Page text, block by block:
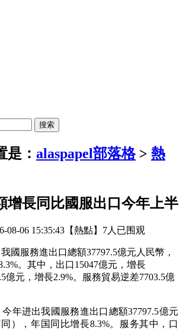
是： alaspapel部落格> 熱
增長同比國服出口今年上半
08-06 15:35:43 【熱點】 7人已围观
國服務進出口總額37797.5億元人民幣，
。其中，出口15047億元，增長
億元，增長2.9%。服務貿易逆差7703.5億
年进出我國服務進出口總額37797.5億元
），年国 同比增長8.3%。服务其中，口